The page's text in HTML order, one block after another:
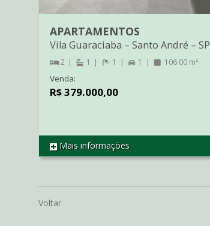
REF CO3095
APARTAMENTOS
Vila Guaraciaba – Santo André – SP
2 1 1 1 106.00 m²
Venda:
R$ 379.000,00
Mais informações
Voltar